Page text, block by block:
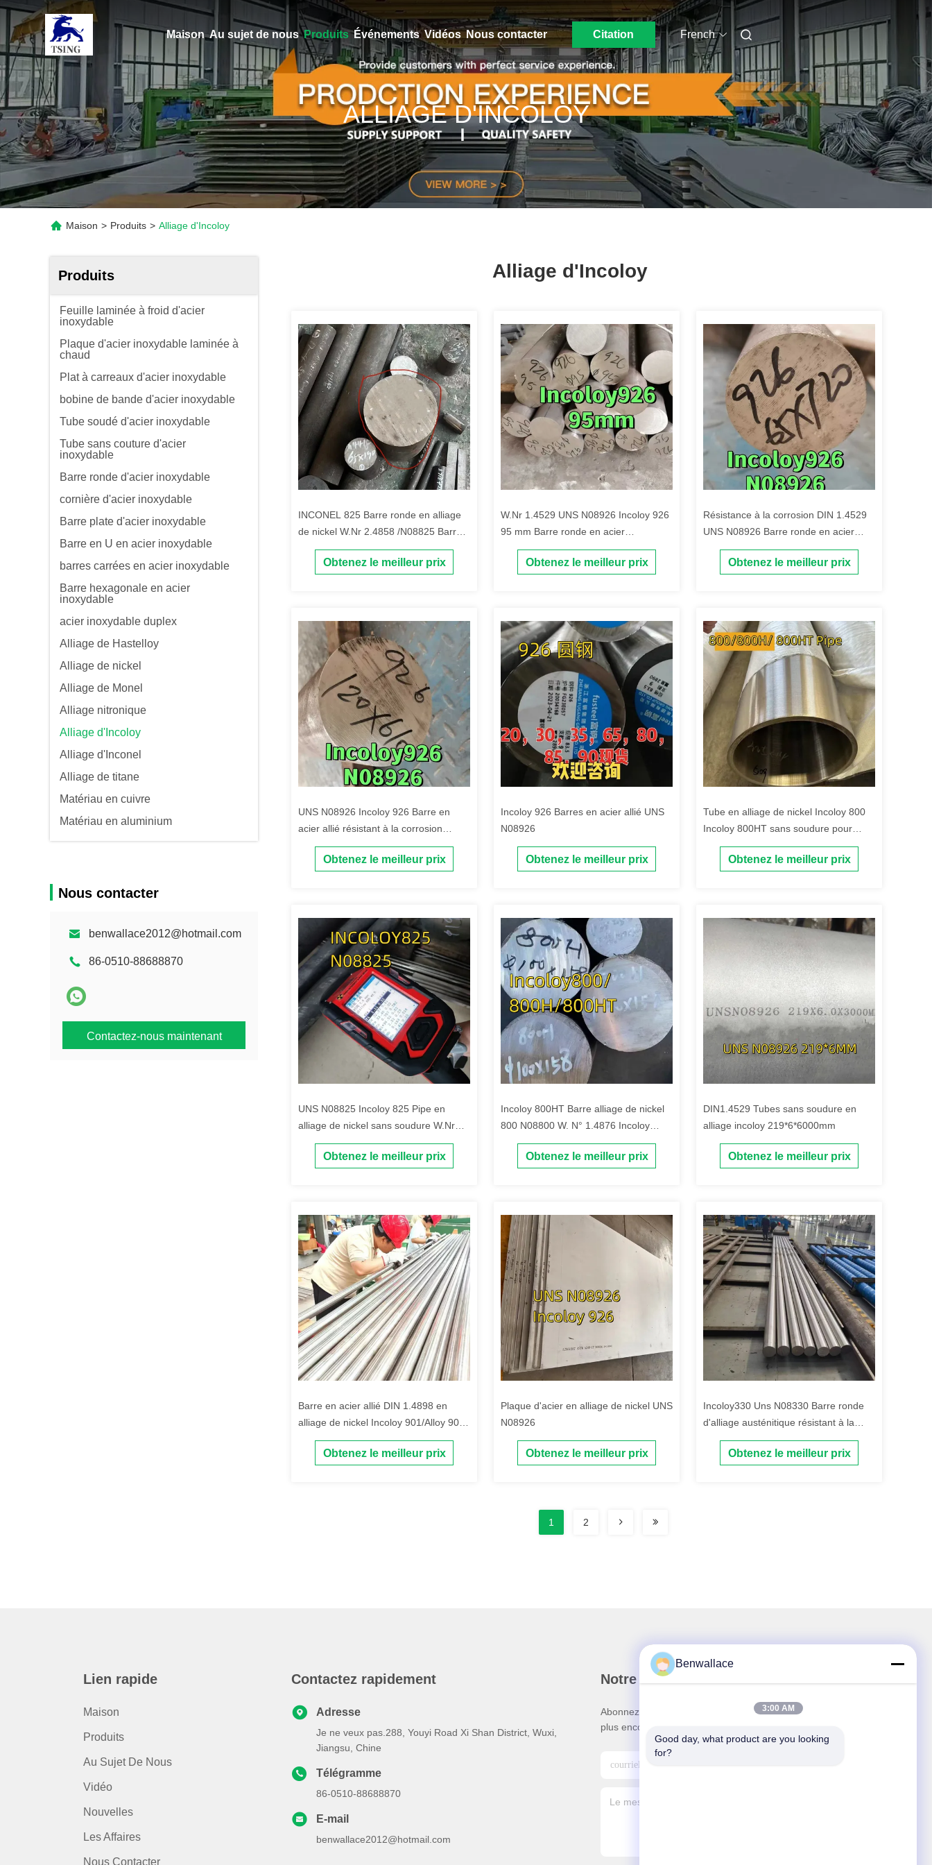
Maison Au sujet de nous Produits Événements Vidéos Nous contacter Citation French
ALLIAGE D'INCOLOY
Maison > Produits > Alliage d'Incoloy
Produits
Feuille laminée à froid d'acier
inoxydable
Plaque d'acier inoxydable laminée à
chaud
Plat à carreaux d'acier inoxydable
bobine de bande d'acier inoxydable
Tube soudé d'acier inoxydable
Tube sans couture d'acier
inoxydable
Barre ronde d'acier inoxydable
cornière d'acier inoxydable
Barre plate d'acier inoxydable
Barre en U en acier inoxydable
barres carrées en acier inoxydable
Barre hexagonale en acier
inoxydable
acier inoxydable duplex
Alliage de Hastelloy
Alliage de nickel
Alliage de Monel
Alliage nitronique
Alliage d'Incoloy
Alliage d'Inconel
Alliage de titane
Matériau en cuivre
Matériau en aluminium
Nous contacter
benwallace2012@hotmail.com
86-0510-88688870
Contactez-nous maintenant
Alliage d'Incoloy
INCONEL 825 Barre ronde en alliage
de nickel W.Nr 2.4858 /N08825 Barre
forgée en alliage de nickel OD80mm
Obtenez le meilleur prix
W.Nr 1.4529 UNS N08926 Incoloy 926
95 mm Barre ronde en acier
inoxydable laminée à chaud avec
certificat EN10204 3.1
Obtenez le meilleur prix
Résistance à la corrosion DIN 1.4529
UNS N08926 Barre ronde en acier
inoxydable 65 mm
Obtenez le meilleur prix
UNS N08926 Incoloy 926 Barre en
acier allié résistant à la corrosion
1.4529 Barre ronde en acier
inoxydable 120 mm
Obtenez le meilleur prix
Incoloy 926 Barres en acier allié UNS
N08926
Obtenez le meilleur prix
Tube en alliage de nickel Incoloy 800
Incoloy 800HT sans soudure pour
systèmes d'échangeurs de chaleur
résistant à la corrosion
Obtenez le meilleur prix
UNS N08825 Incoloy 825 Pipe en
alliage de nickel sans soudure W.Nr
2.4858 Pour le système de tuyauterie
de produits marins
Obtenez le meilleur prix
Incoloy 800HT Barre alliage de nickel
800 N08800 W. N° 1.4876 Incoloy
800/800h/800ht Barre ronde
Obtenez le meilleur prix
DIN1.4529 Tubes sans soudure en
alliage incoloy 219*6*6000mm
Obtenez le meilleur prix
Barre en acier allié DIN 1.4898 en
alliage de nickel Incoloy 901/Alloy 901
Barre en acier durci par précipitation
Obtenez le meilleur prix
Plaque d'acier en alliage de nickel UNS
N08926
Obtenez le meilleur prix
Incoloy330 Uns N08330 Barre ronde
d'alliage austénitique résistant à la
chaleur et à la corrosion
Obtenez le meilleur prix
1 2
Lien rapide
Maison
Produits
Au Sujet De Nous
Vidéo
Nouvelles
Les Affaires
Nous Contacter
Contactez rapidement
Adresse
Je ne veux pas.288, Youyi Road Xi Shan District, Wuxi,
Jiangsu, Chine
Télégramme
86-0510-88688870
E-mail
benwallace2012@hotmail.com
Notre newsletter
Abonnez-vous à notre newsletter pour des réductions et
plus encore.
Benwallace
3:00 AM
Good day, what product are you looking
for?